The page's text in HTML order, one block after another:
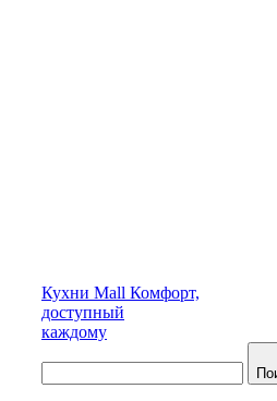
Кухни Mall Комфорт,
доступный
каждому